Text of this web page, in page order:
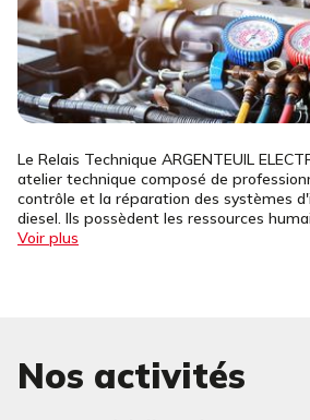
Le Relais Technique ARGENTEUIL
atelier technique composé de
contrôle et la réparation des systèmes
diesel. Ils possèdent les ressources
Voir plus
Nos activités